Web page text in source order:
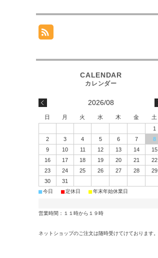
2026/08
日 月 火 水 木 金
土
1
2
3 4 5 6 7
8
9
10 11 12 13 14
15
16
17 18 19 20 21
22
23
24 25 26 27 28
29
30
31
■今日 ■定休日 ■年末年始休業日
営業時間：１１時から１９時
ネットショップのご注文は随時受けてけております。